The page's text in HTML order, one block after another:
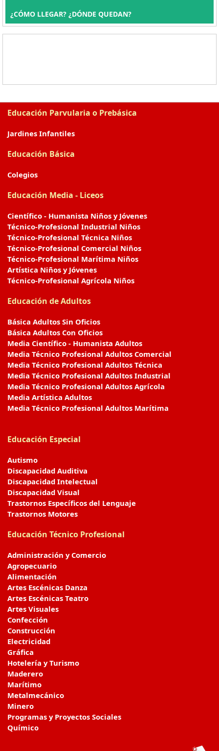
¿CÓMO LLEGAR? ¿DÓNDE QUEDAN?
Educación Parvularia o Prebásica
Jardines Infantiles
Educación Básica
Colegios
Educación Media - Liceos
Científico - Humanista Niños y Jóvenes
Técnico-Profesional Industrial Niños
Técnico-Profesional Técnica Niños
Técnico-Profesional Comercial Niños
Técnico-Profesional Marítima Niños
Artística Niños y Jóvenes
Técnico-Profesional Agrícola Niños
Educación de Adultos
Básica Adultos Sin Oficios
Básica Adultos Con Oficios
Media Científico - Humanista Adultos
Media Técnico Profesional Adultos Comercial
Media Técnico Profesional Adultos Técnica
Media Técnico Profesional Adultos Industrial
Media Técnico Profesional Adultos Agrícola
Media Artística Adultos
Media Técnico Profesional Adultos Marítima
Educación Especial
Autismo
Discapacidad Auditiva
Discapacidad Intelectual
Discapacidad Visual
Trastornos Específicos del Lenguaje
Trastornos Motores
Educación Técnico Profesional
Administración y Comercio
Agropecuario
Alimentación
Artes Escénicas Danza
Artes Escénicas Teatro
Artes Visuales
Confección
Construcción
Electricidad
Gráfica
Hotelería y Turismo
Maderero
Marítimo
Metalmecánico
Minero
Programas y Proyectos Sociales
Químico